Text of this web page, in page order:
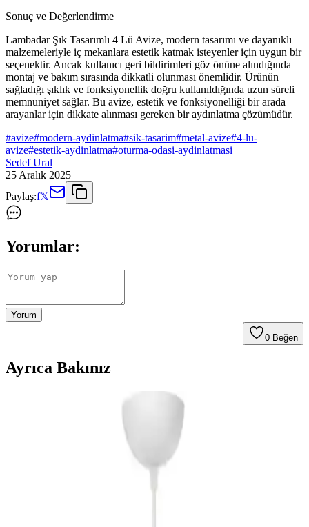
Sonuç ve Değerlendirme
Lambadar Şık Tasarımlı 4 Lü Avize, modern tasarımı ve dayanıklı
malzemeleriyle iç mekanlara estetik katmak isteyenler için uygun bir
seçenektir. Ancak kullanıcı geri bildirimleri göz önüne alındığında
montaj ve bakım sırasında dikkatli olunması önemlidir. Ürünün
sağladığı şıklık ve fonksiyonellik doğru kullanıldığında uzun süreli
memnuniyet sağlar. Bu avize, estetik ve fonksiyonelliği bir arada
arayanlar için dikkate alınması gereken bir aydınlatma çözümüdür.
#avize#modern-aydinlatma#sik-tasarim#metal-avize#4-lu-
avize#estetik-aydinlatma#oturma-odasi-aydinlatmasi
Sedef Ural
25 Aralık 2025
Paylaş:f𝕏
Yorumlar:
Yorum
0 Beğen
Ayrıca Bakınız
Tarzda Şık İç Mekan Aydınlatması
Metal ferforje bisiklet figürlü sarkıt avize, çeşitli iç mekanlarda şık
ve fonksiyonel aydınlatma sağlar, dayanıklı malzemeleri ve estetik